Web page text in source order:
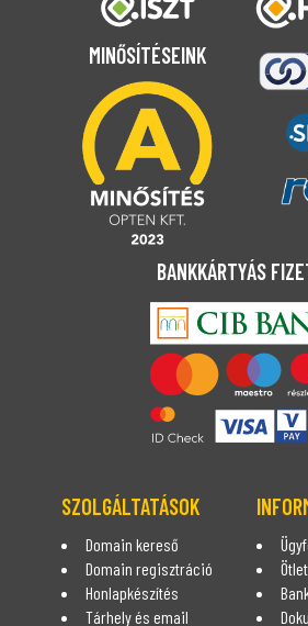
MINŐSÍTÉSEINK
BANKKÁRTYÁS
SZOLGÁLTATÁSOK
Domain kereső
Domain regisztráció
Honlapkészítés
Tárhely és email